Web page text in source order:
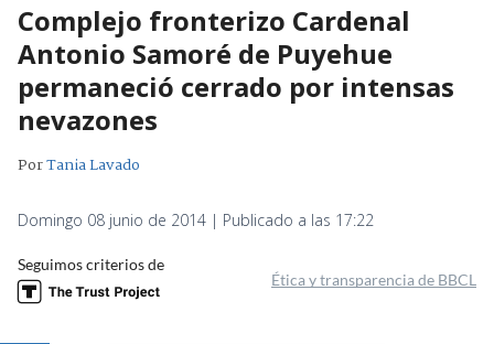
Complejo fronterizo Cardenal
Antonio Samoré de Puyehue
permaneció cerrado por intensas
nevazones
PorTania Lavado
Domingo 08 junio de 2014 | Publicado a las 17:22
Seguimos criterios de
Ética y transparencia de BBCL